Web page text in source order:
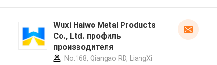
Wuxi Haiwo Metal Products
Co., Ltd. профиль
производителя
No.168, Qiangao RD, LiangXi